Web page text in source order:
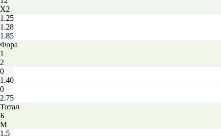
X2
1.25
1.28
1.85
Фора
1
2
0
1.40
0
2.75
Тотал
Б
М
1.5